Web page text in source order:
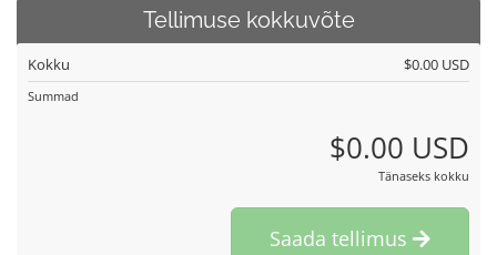
Tellimuse kokkuvõte
Kokku $0.00 USD
Summad
$0.00 USD
Tänaseks kokku
Saada tellimus